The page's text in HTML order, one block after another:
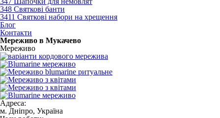
348 Святкові банти
3411 Святкові набори на хрещення
Блог
Контакти
Мереживо в Мукачево
Мереживо
Адреса:
м. Дніпро, Україна